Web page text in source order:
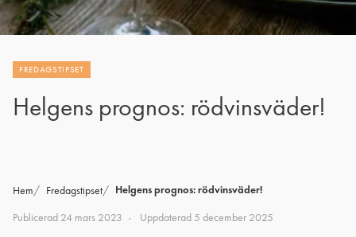
FREDAGSTIPSET
Helgens prognos: rödvinsväder!
Hem Fredagstipset Helgens prognos: rödvinsväder!
Publicerad 24 mars 2023 Uppdaterad5 december 2025